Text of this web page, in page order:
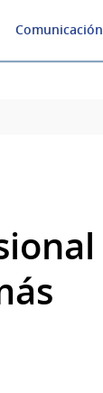
Comunicación